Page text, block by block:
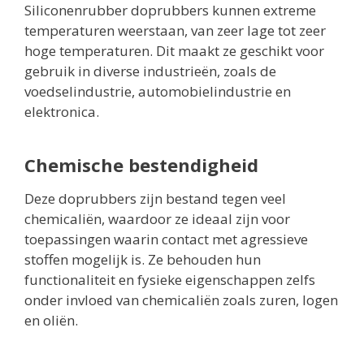
Siliconenrubber doprubbers kunnen extreme
temperaturen weerstaan, van zeer lage tot zeer
hoge temperaturen. Dit maakt ze geschikt voor
gebruik in diverse industrieën, zoals de
voedselindustrie, automobielindustrie en
elektronica.
Chemische bestendigheid
Deze doprubbers zijn bestand tegen veel
chemicaliën, waardoor ze ideaal zijn voor
toepassingen waarin contact met agressieve
stoffen mogelijk is. Ze behouden hun
functionaliteit en fysieke eigenschappen zelfs
onder invloed van chemicaliën zoals zuren, logen
en oliën.